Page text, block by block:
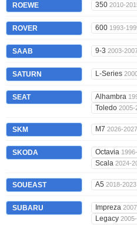
ROEWE 350 2010-
ROVER 600 1993-
SAAB 9-3 2003-
SATURN L-Series
SEAT Alhambra
Toledo 2005-
SKM M7 2026-2027
SKODA Octavia
Scala 2024-
SOUEAST A5 2018-2023
SUBARU Impreza
Legacy